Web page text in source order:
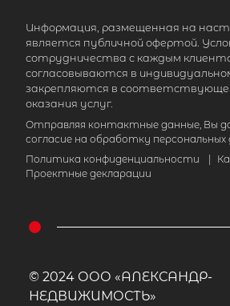
Информация, размещенная на
является публичной офертой.
сотрудничества с каждым
согласовываются в
закрепляются в
оказания услуг.
Отправляя контактные данные, Вы
согласие на обработку персональных
Политика конфиденциальности
|
Проектные декларации
© 2024 ООО «АЛЕКСАНДР-
НЕДВИЖИМОСТЬ»